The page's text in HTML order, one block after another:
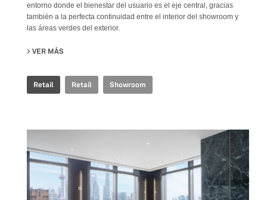
entorno donde el bienestar del usuario es el eje central, gracias
también a la perfecta continuidad entre el interior del showroom y
las áreas verdes del exterior.
VER MÁS
Retail Retail Showroom